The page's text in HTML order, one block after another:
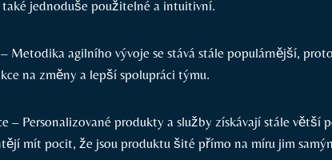
jednoduše použitelné a intuitivní.
Metodika agilního vývoje se stává stále populárnější,
na změny a lepší spolupráci týmu.
– Personalizované produkty a služby získávají stále větší
mít pocit, že jsou produktu šité přímo na míru jim